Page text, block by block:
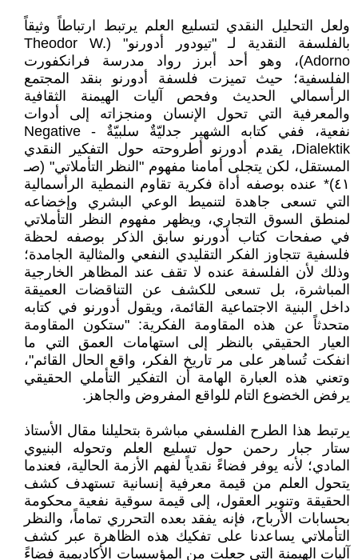
ولعل التحليل النقدي لتسليع العلم يرتبط ارتباطاً وثيقاً
بالفلسفة النقدية لـ "تيودور أدورنو" (Theodor W.
Adorno)، وهو أحد أبرز رواد مدرسة فرانكفورت
الفلسفية؛ حيث تميزت فلسفة أدورنو بنقد المجتمع
الرأسمالي الحديث وفحص آليات الهيمنة الثقافية
والمعرفية التي تحول الإنسان ومنجزاته إلى أدوات
نفعية، ففي كتابه الشهير جدليّةٌ سلبيّةٌ - Negative
Dialektik، يقدم أدورنو أطروحته حول التفكير النقدي
المستقل، لكن يتجلى أمامنا مفهوم "النظر التأملاتي" (صـ
٤١)* عنده بوصفه أداة فكرية تقاوم النمطية الرأسمالية
التي تسعى جاهدة لتنميط الوعي البشري وإخضاعه
لمنطق السوق التجاري، ويظهر مفهوم النظر التأملاتي
في صفحات كتاب أدورنو سابق الذكر بوصفه لحظة
فلسفية تتجاوز الفكر التقليدي النفعي والمثالية الجامدة؛
وذلك لأن الفلسفة عنده لا تقف عند المظاهر الخارجية
المباشرة، بل تسعى للكشف عن التناقضات العميقة
داخل البنية الاجتماعية القائمة، ويقول أدورنو في كتابه
متحدثاً عن هذه المقاومة الفكرية: "ستكون المقاومة
العيار الحقيقي بالنظر إلى استهامات العمق التي ما
انفكت تُساهر على مر تاريخ الفكر، واقع الحال القائم"،
وتعني هذه العبارة الهامة أن التفكير التأملي الحقيقي
يرفض الخضوع التام للواقع المفروض والجاهز.
يرتبط هذا الطرح الفلسفي مباشرة بتحليلنا مقال الأستاذ
ستار جبار رحمن حول تسليع العلم وتحوله البنيوي
المادي؛ لأنه يوفر فضاءً نقدياً لفهم الأزمة الحالية، فعندما
يتحول العلم من قيمة معرفية إنسانية تستهدف كشف
الحقيقة وتنوير العقول، إلى قيمة سوقية نفعية محكومة
بحسابات الأرباح، فإنه يفقد بعده التحرري تماماً، والنظر
التأملاتي يساعدنا على تفكيك هذه الظاهرة عبر كشف
آليات الهيمنة التي جعلت من المؤسسات الأكاديمية فضاءً